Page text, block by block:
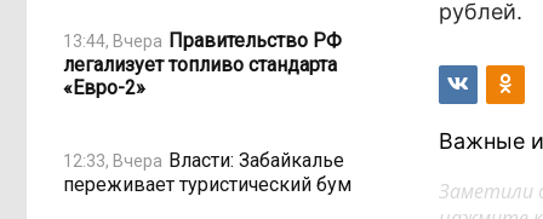
13:44, Вчера Правительство РФ
легализует топливо стандарта
«Евро-2»
12:33, Вчера Власти: Забайкалье
переживает туристический бум
рублей.
Важные
Заметили